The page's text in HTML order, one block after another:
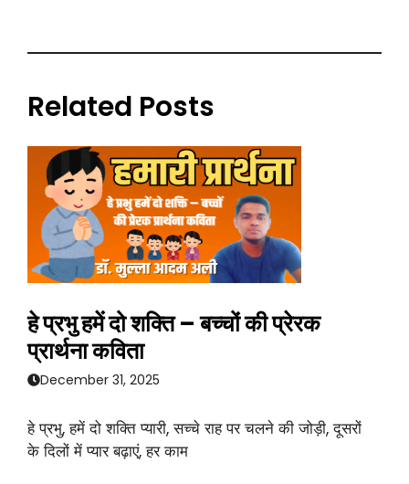
Related Posts
हे प्रभु हमें दो शक्ति – बच्चों की प्रेरक
प्रार्थना कविता
December 31, 2025
हे प्रभु, हमें दो शक्ति प्यारी, सच्चे राह पर चलने की जोड़ी, दूसरों
के दिलों में प्यार बढ़ाएं, हर काम